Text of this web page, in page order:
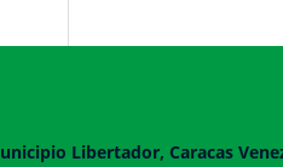
Libertador, Caracas